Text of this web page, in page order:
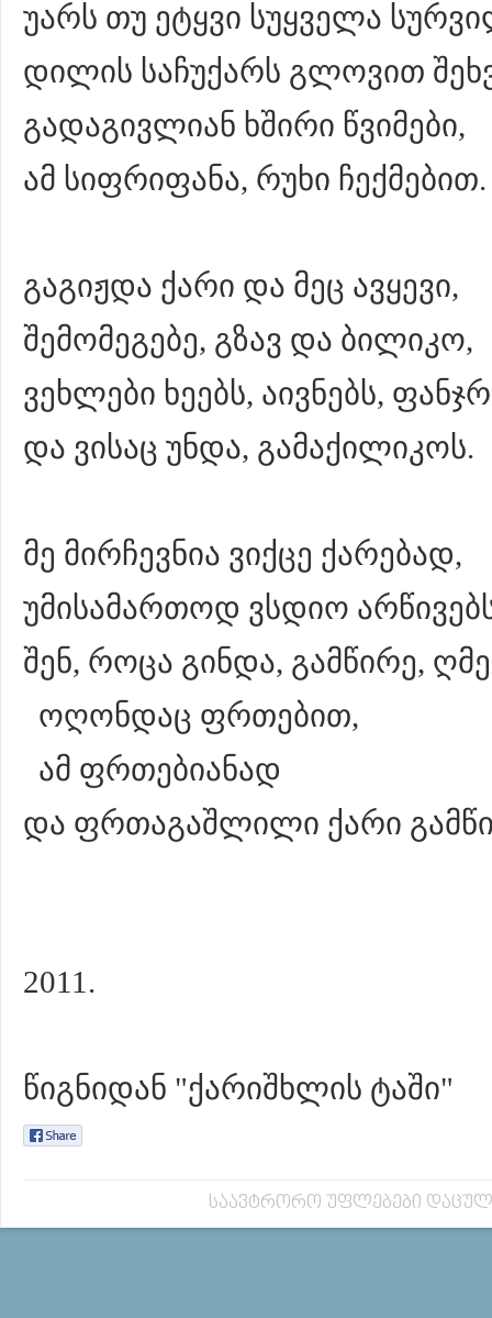
უარს თუ ეტყვი სუყველა
დილის საჩუქარს გლოვით
გადაგივლიან ხშირი წვიმები,
ამ სიფრიფანა, რუხი ჩექმებით.
გაგიჟდა ქარი და მეც ავყევი,
შემომეგებე, გზავ და ბილიკო,
ვეხლები ხეებს, აივნებს,
და ვისაც უნდა, გამაქილიკოს.
მე მირჩევნია ვიქცე ქარებად,
უმისამართოდ ვსდიო
შენ, როცა გინდა, გამწირე,
ოღონდაც ფრთებით,
ამ ფრთებიანად
და ფრთაგაშლილი ქარი
2011.
წიგნიდან "ქარიშხლის ტაში"
საავტრორო უფლებები